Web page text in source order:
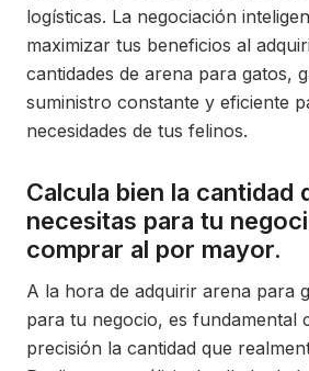
logísticas. La negociación
maximizar tus beneficios al
cantidades de arena para gatos,
suministro constante y eficiente
necesidades de tus felinos.
Calcula bien la cantidad
necesitas para tu
comprar al por mayor.
A la hora de adquirir arena para
para tu negocio, es fundamental
precisión la cantidad que